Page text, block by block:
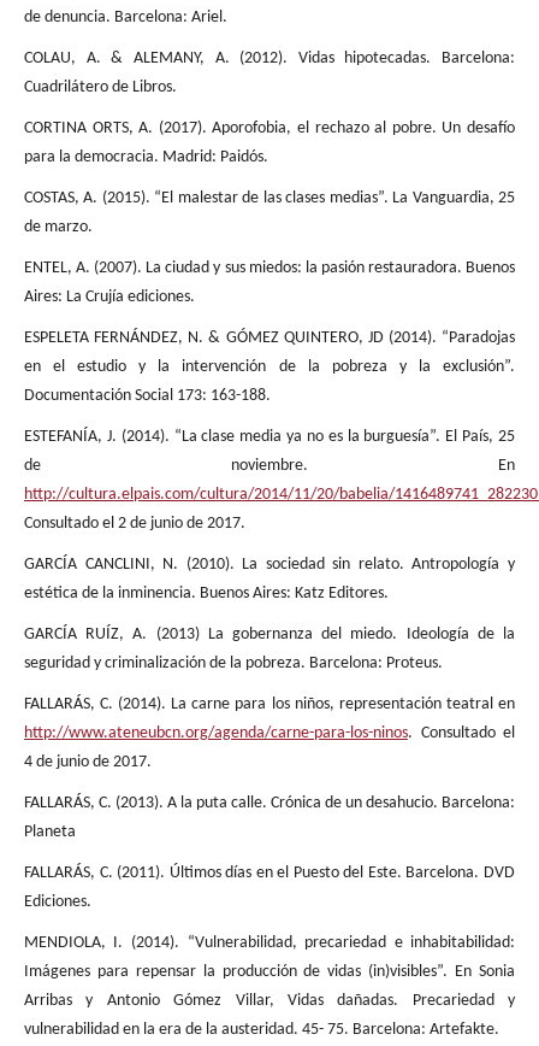
de denuncia. Barcelona: Ariel.
COLAU, A. & ALEMANY, A. (2012). Vidas hipotecadas. Barcelona:
Cuadrilátero de Libros.
CORTINA ORTS, A. (2017). Aporofobia, el rechazo al pobre. Un desafío
para la democracia. Madrid: Paidós.
COSTAS, A. (2015). “El malestar de las clases medias”. La Vanguardia, 25
de marzo.
ENTEL, A. (2007). La ciudad y sus miedos: la pasión restauradora. Buenos
Aires: La Crujía ediciones.
ESPELETA FERNÁNDEZ, N. & GÓMEZ QUINTERO, JD (2014). “Paradojas
en el estudio y la intervención de la pobreza y la exclusión”.
Documentación Social 173: 163-188.
ESTEFANÍA, J. (2014). “La clase media ya no es la burguesía”. El País, 25
de noviembre. En
http://cultura.elpais.com/cultura/2014/11/20/babelia/
Consultado el 2 de junio de 2017.
GARCÍA CANCLINI, N. (2010). La sociedad sin relato. Antropología y
estética de la inminencia. Buenos Aires: Katz Editores.
GARCÍA RUÍZ, A. (2013) La gobernanza del miedo. Ideología de la
seguridad y criminalización de la pobreza. Barcelona: Proteus.
FALLARÁS, C. (2014). La carne para los niños, representación teatral en
http://www.ateneubcn.org/agenda/carne-para-los-ninos. Consultado el
4 de junio de 2017.
FALLARÁS, C. (2013). A la puta calle. Crónica de un desahucio. Barcelona:
Planeta
FALLARÁS, C. (2011). Últimos días en el Puesto del Este. Barcelona. DVD
Ediciones.
MENDIOLA, I. (2014). “Vulnerabilidad, precariedad e inhabitabilidad:
Imágenes para repensar la producción de vidas (in)visibles”. En Sonia
Arribas y Antonio Gómez Villar, Vidas dañadas. Precariedad y
vulnerabilidad en la era de la austeridad. 45- 75. Barcelona: Artefakte.